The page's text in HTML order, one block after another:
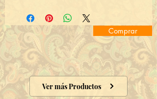
Comprar
Ver más Productos